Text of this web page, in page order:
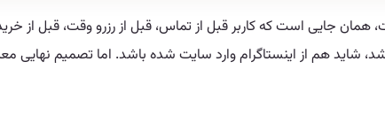
جایی است که کاربر قبل از تماس، قبل از رزرو وقت، قبل از
هم از اینستاگرام وارد سایت شده باشد. اما تصمیم نهایی